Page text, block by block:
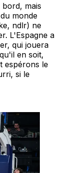
mais
monde
ndlr) ne
L'Espagne a
qui jouera
en soit,
espérons le
si le